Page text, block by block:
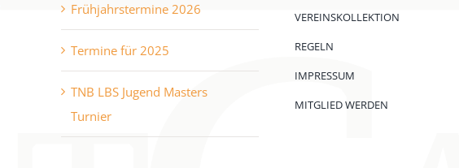
Frühjahrstermine 2026
Termine für 2025
TNB LBS Jugend Masters
Turnier
VEREINSKOLLEKTION
REGELN
IMPRESSUM
MITGLIED WERDEN